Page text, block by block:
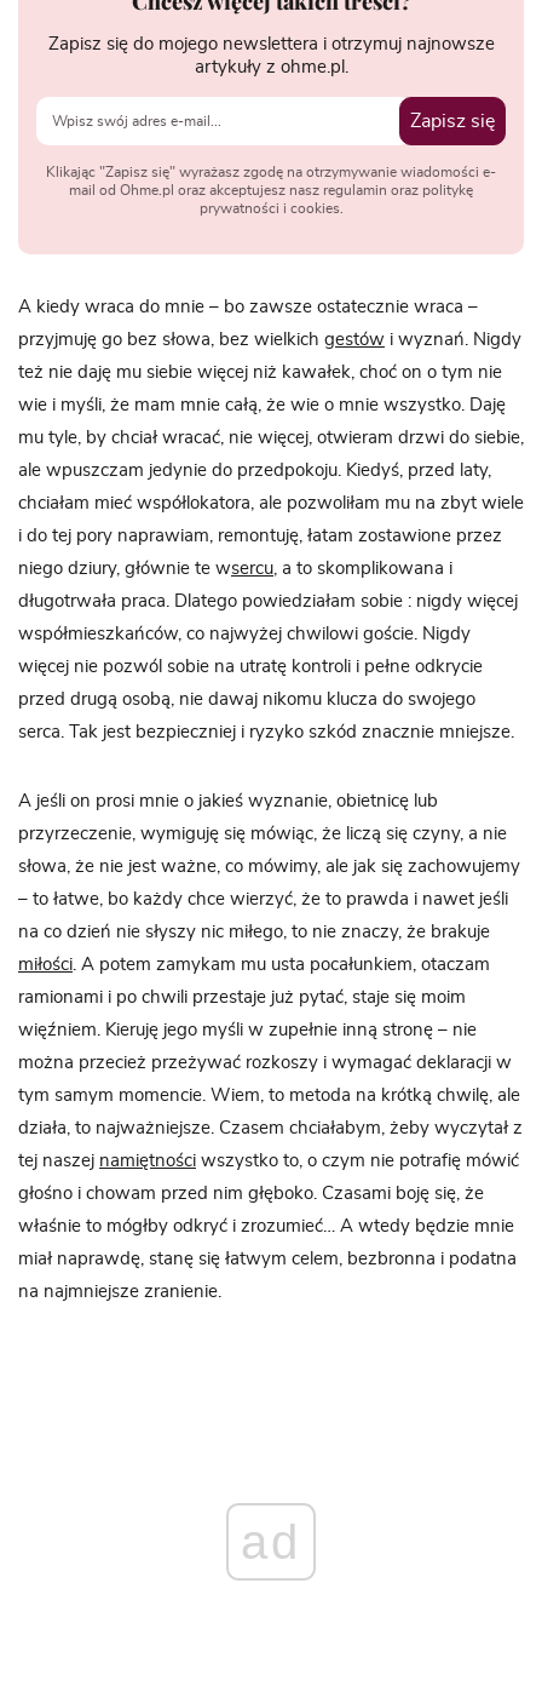
Zapisz się do mojego newslettera i otrzymuj najnowsze
artykuły z ohme.pl.
Zapisz się
Klikając "Zapisz się" wyrażasz zgodę na otrzymywanie wiadomości e-
mail od Ohme.pl oraz akceptujesz nasz regulamin oraz politykę
prywatności i cookies.
A kiedy wraca do mnie – bo zawsze ostatecznie wraca –
przyjmuję go bez słowa, bez wielkich gestów i wyznań. Nigdy
też nie daję mu siebie więcej niż kawałek, choć on o tym nie
wie i myśli, że mam mnie całą, że wie o mnie wszystko. Daję
mu tyle, by chciał wracać, nie więcej, otwieram drzwi do siebie,
ale wpuszczam jedynie do przedpokoju. Kiedyś, przed laty,
chciałam mieć współlokatora, ale pozwoliłam mu na zbyt wiele
i do tej pory naprawiam, remontuję, łatam zostawione przez
niego dziury, głównie te wsercu, a to skomplikowana i
długotrwała praca. Dlatego powiedziałam sobie : nigdy więcej
współmieszkańców, co najwyżej chwilowi goście. Nigdy
więcej nie pozwól sobie na utratę kontroli i pełne odkrycie
przed drugą osobą, nie dawaj nikomu klucza do swojego
serca. Tak jest bezpieczniej i ryzyko szkód znacznie mniejsze.
A jeśli on prosi mnie o jakieś wyznanie, obietnicę lub
przyrzeczenie, wymiguję się mówiąc, że liczą się czyny, a nie
słowa, że nie jest ważne, co mówimy, ale jak się zachowujemy
– to łatwe, bo każdy chce wierzyć, że to prawda i nawet jeśli
na co dzień nie słyszy nic miłego, to nie znaczy, że brakuje
miłości. A potem zamykam mu usta pocałunkiem, otaczam
ramionami i po chwili przestaje już pytać, staje się moim
więźniem. Kieruję jego myśli w zupełnie inną stronę – nie
można przecież przeżywać rozkoszy i wymagać deklaracji w
tym samym momencie. Wiem, to metoda na krótką chwilę, ale
działa, to najważniejsze. Czasem chciałabym, żeby wyczytał z
tej naszej namiętności wszystko to, o czym nie potrafię mówić
głośno i chowam przed nim głęboko. Czasami boję się, że
właśnie to mógłby odkryć i zrozumieć… A wtedy będzie mnie
miał naprawdę, stanę się łatwym celem, bezbronna i podatna
na najmniejsze zranienie.
ad